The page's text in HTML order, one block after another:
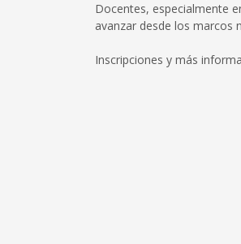
Docentes, especialmente
avanzar desde los marcos
Inscripciones y más